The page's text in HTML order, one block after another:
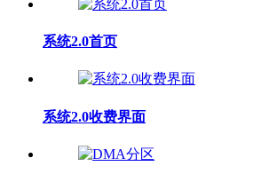
系统2.0首页
系统2.0收费界面